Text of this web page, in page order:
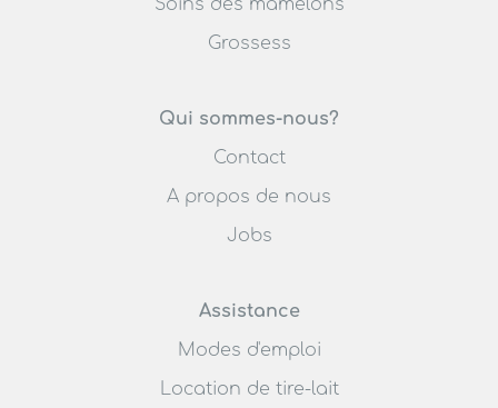
de rechange pour set pour tire-lait
Soins des mamelons
Grossess
Qui sommes-nous?
Contact
A propos de nous
Jobs
Assistance
Modes d'emploi
Location de tire-lait